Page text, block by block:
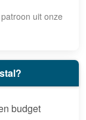
uit onze
budget